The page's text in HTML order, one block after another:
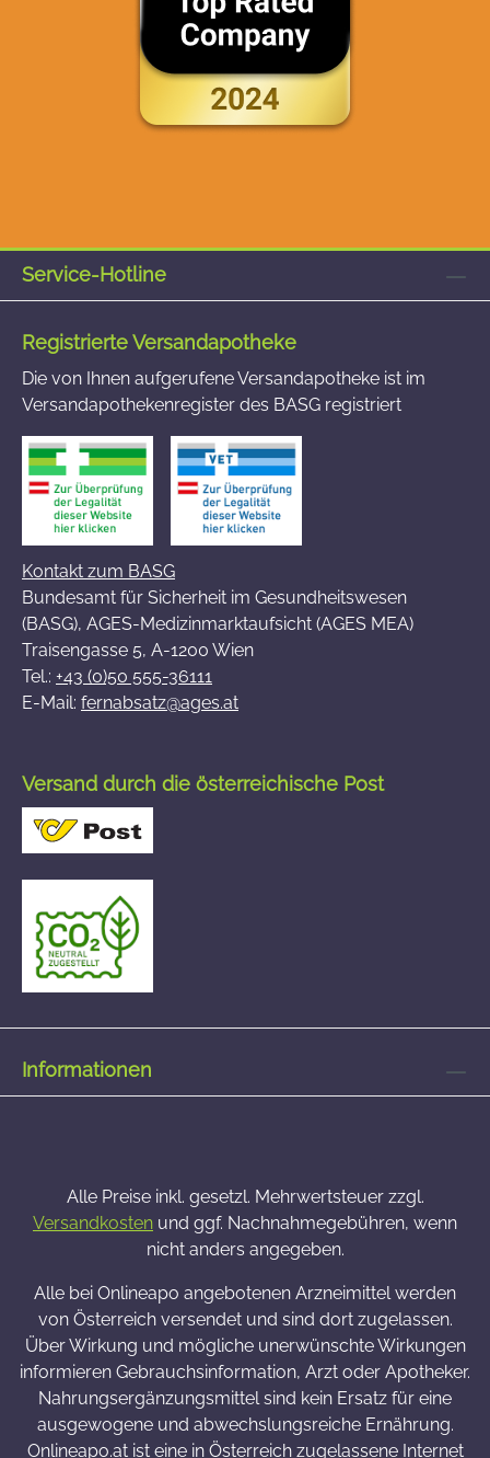
Service-Hotline
Registrierte Versandapotheke
Die von Ihnen aufgerufene Versandapotheke ist im
Versandapothekenregister des BASG registriert
Kontakt zum BASG
Bundesamt für Sicherheit im Gesundheitswesen
(BASG), AGES-Medizinmarktaufsicht (AGES MEA)
Traisengasse 5, A-1200 Wien
Tel.: +43 (0)50 555-36111
E-Mail: fernabsatz@ages.at
Versand durch die österreichische Post
Informationen
Alle Preise inkl. gesetzl. Mehrwertsteuer zzgl.
Versandkosten und ggf. Nachnahmegebühren, wenn
nicht anders angegeben.
Alle bei Onlineapo angebotenen Arzneimittel werden
von Österreich versendet und sind dort zugelassen.
Über Wirkung und mögliche unerwünschte Wirkungen
informieren Gebrauchsinformation, Arzt oder Apotheker.
Nahrungsergänzungsmittel sind kein Ersatz für eine
ausgewogene und abwechslungsreiche Ernährung.
Onlineapo.at ist eine in Österreich zugelassene Internet